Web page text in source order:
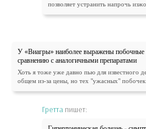
позволяет устранить напрочь
У «Виагры» наиболее выражены
сравнению с аналогичными препаратами
Хоть я тоже уже давно пью для известного
общем из-за цены, но тех "ужасных"
Гретта пишет: